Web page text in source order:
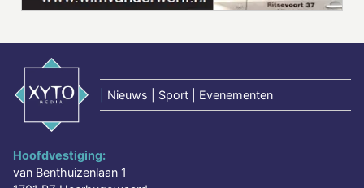
Nieuws | Sport | Evenementen
Hoofdvestiging:
van Benthuizenlaan 1